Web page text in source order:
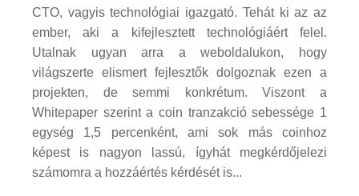
CTO, vagyis technológiai igazgató. Tehát ki az az
ember, aki a kifejlesztett technológiáért felel.
Utalnak ugyan arra a weboldalukon, hogy
világszerte elismert fejlesztők dolgoznak ezen a
projekten, de semmi konkrétum. Viszont a
Whitepaper szerint a coin tranzakció sebessége 1
egység 1,5 percenként, ami sok más coinhoz
képest is nagyon lassú, ígyhát megkérdőjelezi
számomra a hozzáértés kérdését is...